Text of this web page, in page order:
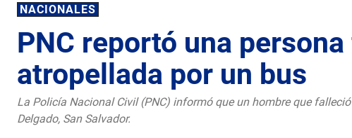
NACIONALES
PNC reportó una
atropellada por un bus
La Policía Nacional Civil (PNC) informó que un hombre que
Delgado, San Salvador.